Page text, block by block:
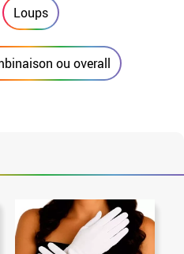
Loups
ou overall